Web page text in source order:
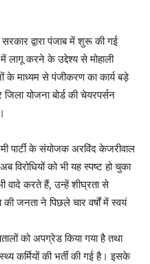
द्वारा पंजाब में शुरू की गई
लागू करने के उद्देश्य से मोहाली
के माध्यम से पंजीकरण का कार्य बड़े
योजना बोर्ड की चेयरपर्सन
पार्टी के संयोजक अरविंद केजरीवाल
को भी यह स्पष्ट हो चुका
वादे करते हैं, उन्हें शीघ्रता से
जनता ने पिछले चार वर्षों में स्वयं
को अपग्रेड किया गया है तथा
कर्मियों की भर्ती की गई है। इसके